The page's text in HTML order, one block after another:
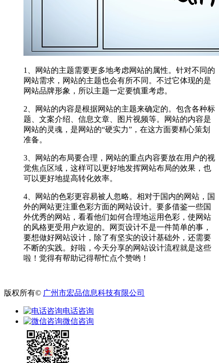
1、网站的主题需要更多地考虑网站的属性。针对不同的
网站需求，网站的主题也会有所不同。不过它体现的是
网站品牌形象，所以主题一定要慎重考虑。
2、网站的内容是根据网站的主题来确定的。包含各种标
题、文案介绍、信息文章、图片视频等。网站的内容是
网站的灵魂，是网站的“硬实力”，在这方面要精心策划
准备。
3、网站的布局要合理，网站的重点内容要放在用户的视
觉焦点区域，这样可以更好地发挥网站布局的效果，也
可以更好地提高转化效率。
4、网站的色彩更容易被人忽略。相对于国内的网站，国
外的网站更注重色彩方面的网站设计。要多借鉴一些国
外优秀的网站，看看他们如何合理地运用色彩，使网站
的风格更受用户欢迎的。网页设计不是一件简单的事，
要想做好网站设计，除了有坚实的设计基础外，还需要
不断的实践。好啦，今天分享的网站设计流程就是这些
啦！觉得有帮助记得帮忙点个赞哟！
版权所有© 广州市宏品信息科技有限公司
电话咨询
微信咨询